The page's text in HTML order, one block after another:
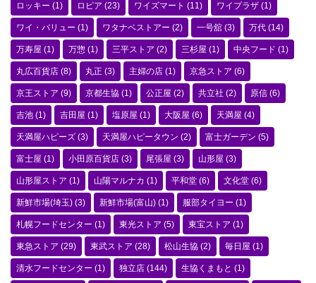
ロッキー (1) ロピア (23) ワイズマート (11) ワイプラザ (1)
ワイ・バリュー (1) ワタナベストアー (2) 一号舘 (3) 万代 (14)
万寿屋 (1) 万惣 (1) 三平ストア (2) 三杉屋 (1) 中央フード (1)
丸広百貨店 (8) 丸正 (3) 主婦の店 (1) 京急ストア (6)
京王ストア (9) 京都生協 (1) 公正屋 (2) 共立社 (2) 原信 (6)
吉池 (1) 吉田屋 (1) 塩原屋 (1) 大阪屋 (6) 天満屋 (4)
天満屋ハピーズ (3) 天満屋ハピータウン (2) 富士ガーデン (5)
富士屋 (1) 小田原百貨店 (3) 尾張屋 (3) 山形屋 (3)
山形屋ストア (1) 山陽マルナカ (1) 平和堂 (6) 文化堂 (6)
新鮮市場(埼玉) (3) 新鮮市場(富山) (1) 服部タイヨー (1)
札幌フードセンター (1) 東光ストア (5) 東宝ストア (1)
東急ストア (29) 東武ストア (28) 松山生協 (2) 毎日屋 (1)
清水フードセンター (1) 独立店 (144) 生協くまもと (1)